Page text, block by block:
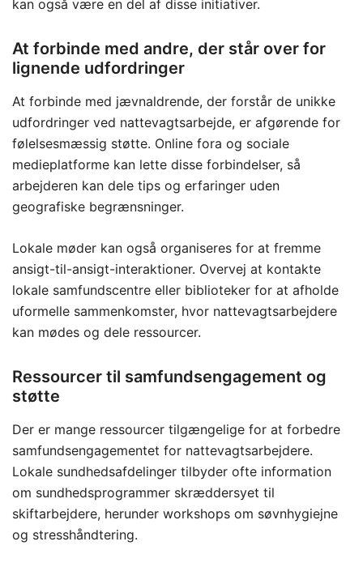
kan også være en del af disse initiativer.
At forbinde med andre, der står over for
lignende udfordringer
At forbinde med jævnaldrende, der forstår de unikke
udfordringer ved nattevagtsarbejde, er afgørende for
følelsesmæssig støtte. Online fora og sociale
medieplatforme kan lette disse forbindelser, så
arbejderen kan dele tips og erfaringer uden
geografiske begrænsninger.
Lokale møder kan også organiseres for at fremme
ansigt-til-ansigt-interaktioner. Overvej at kontakte
lokale samfundscentre eller biblioteker for at afholde
uformelle sammenkomster, hvor nattevagtsarbejdere
kan mødes og dele ressourcer.
Ressourcer til samfundsengagement og
støtte
Der er mange ressourcer tilgængelige for at forbedre
samfundsengagementet for nattevagtsarbejdere.
Lokale sundhedsafdelinger tilbyder ofte information
om sundhedsprogrammer skræddersyet til
skiftarbejdere, herunder workshops om søvnhygiejne
og stresshåndtering.